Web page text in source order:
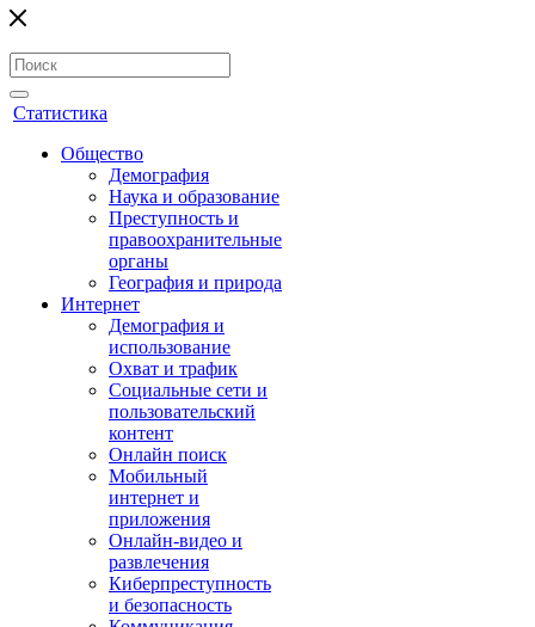
Статистика
Общество
Демография
Наука и образование
Преступность и
правоохранительные
органы
География и природа
Интернет
Демография и
использование
Охват и трафик
Социальные сети и
пользовательский
контент
Онлайн поиск
Мобильный
интернет и
приложения
Онлайн-видео и
развлечения
Киберпреступность
и безопасность